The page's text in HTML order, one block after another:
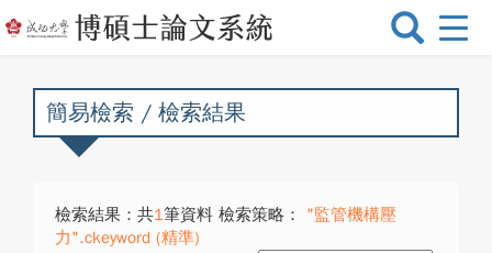
選
換
簡易檢索 / 檢索結果
檢索結果：共1筆資料 檢索策略：
"監管機構壓
力".ckeyword (精準)